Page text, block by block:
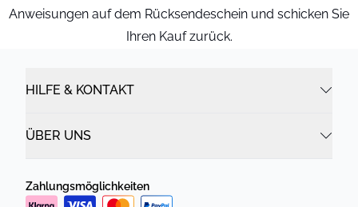
Anweisungen auf dem Rücksendeschein und schicken Sie
Ihren Kauf zurück.
HILFE & KONTAKT
ÜBER UNS
Zahlungsmöglichkeiten